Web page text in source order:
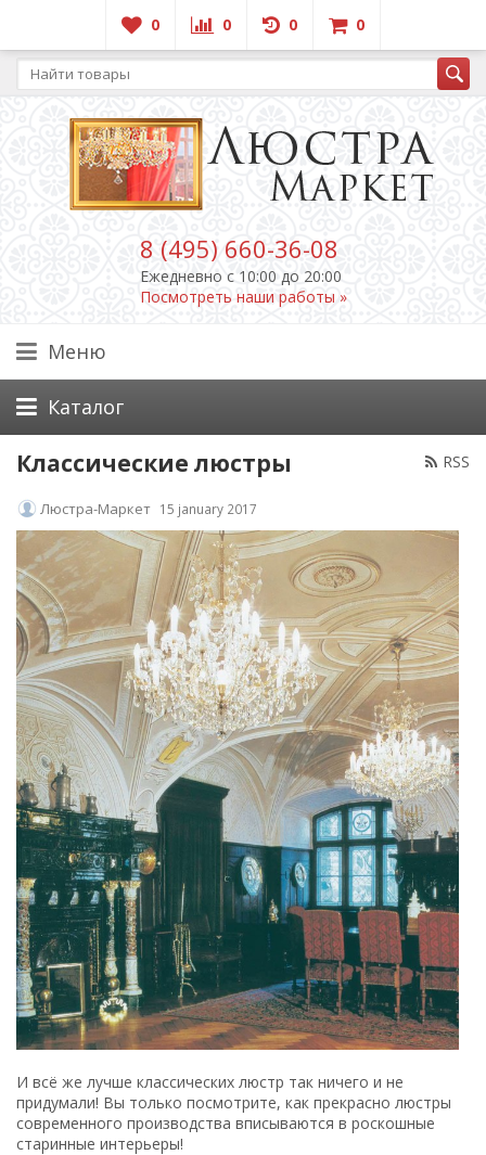
0 0 0 0
8 (495) 660-36-08
Ежедневно c 10:00 до 20:00
Посмотреть наши работы »
Меню
Каталог
RSS
Классические люстры
Люстра-Маркет 15 january 2017
И всё же лучше классических люстр так ничего и не
придумали! Вы только посмотрите, как прекрасно люстры
современного производства вписываются в роскошные
старинные интерьеры!